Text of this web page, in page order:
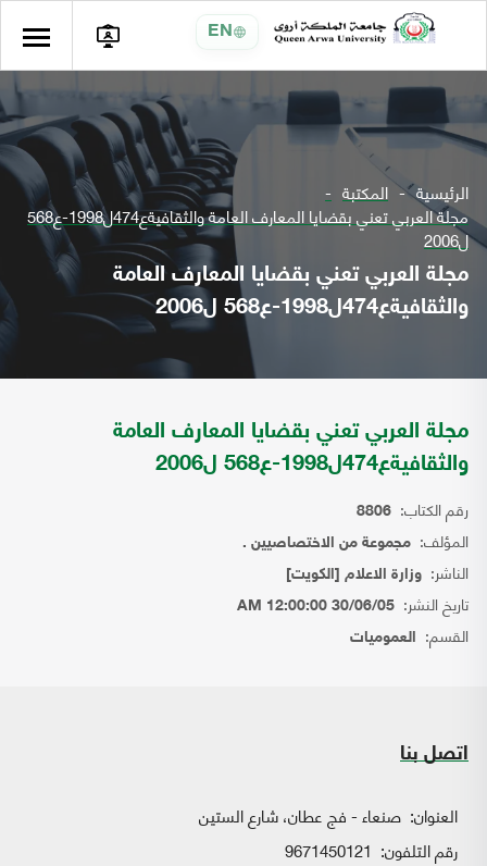
EN
الرئيسية المكتبة
مجلة العربي تعني بقضايا المعارف العامة والثقافيةع474ل1998-ع568
ل2006
مجلة العربي تعني بقضايا المعارف العامة
والثقافيةع474ل1998-ع568 ل2006
مجلة العربي تعني بقضايا المعارف العامة
والثقافيةع474ل1998-ع568 ل2006
رقم الكتاب: 8806
المؤلف: مجموعة من الاختصاصيين .
الناشر: وزارة الاعلام [الكويت]
تاريخ النشر: 30/06/05 12:00:00 AM
القسم: العموميات
اتصل بنا
العنوان: صنعاء - فج عطان، شارع الستين
رقم التلفون: 9671450121